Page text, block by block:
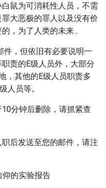
鼠为可消耗性人员，不需
大恶极的罪人以及没有价
，为了人类的未来...
件，但依旧有必要说明一
责的E级人员外，大部分
，其他的E级人员职责多
人员等。
分钟后删除，请抓紧查
后发送至您的邮件，请注
仰的实验报告